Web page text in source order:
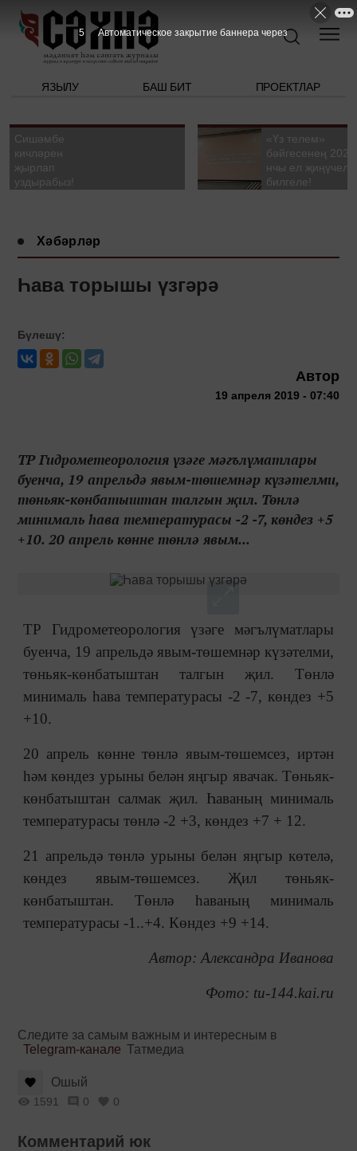
ЯЗЫЛУ БАШ БИТ ПРОЕКТЛАР
Сишәмбе
кичләрен
җырлап
уздырабыз!
«Үз телем»
бәйгесенең 2026
нчы ел
билгеле!
Хәбәрләр
Һава торышы үзгәрә
Бүлешү:
Автор
19 апреля 2019 - 07:40
ТР Гидрометеорология үзәге мәгълүматлары
буенча, 19 апрельдә явым-төшемнәр күзәтелми,
төньяк-көнбатыштан талгын җил. Төнлә
минималь һава температурасы -2 -7, көндез +5
+10. 20 апрель көнне төнлә явым...
ТР Гидрометеорология үзәге мәгълүматлары
буенча, 19 апрельдә явым-төшемнәр күзәтелми,
төньяк-көнбатыштан талгын җил. Төнлә
минималь һава температурасы -2 -7, көндез +5
+10.
20 апрель көнне төнлә явым-төшемсез, иртән
һәм көндез урыны белән яңгыр явачак. Төньяк-
көнбатыштан салмак җил. Һаваның минималь
температурасы төнлә -2 +3, көндез +7 + 12.
21 апрельдә төнлә урыны белән яңгыр көтелә,
көндез явым-төшемсез. Җил төньяк-
көнбатыштан. Төнлә һаваның минималь
температурасы -1..+4. Көндез +9 +14.
Автор: Александра Иванова
Фото: tu-144.kai.ru
Следите за самым важным и интересным в
Telegram-канале Татмедиа
Ошый
1591 0 0
Комментарий юк
4 Автоматическое закрытие баннера через